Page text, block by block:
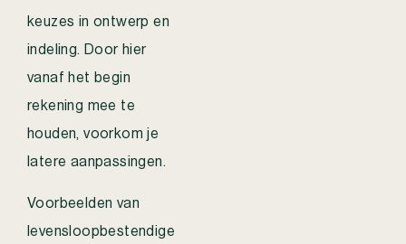
keuzes in ontwerp en
indeling. Door hier
vanaf het begin
rekening mee te
houden, voorkom je
latere aanpassingen.
Voorbeelden van
levensloopbestendige